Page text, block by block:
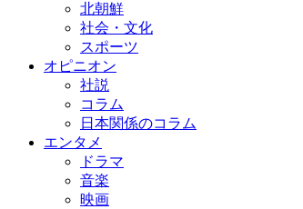
北朝鮮
社会・文化
スポーツ
オピニオン
社説
コラム
日本関係のコラム
エンタメ
ドラマ
音楽
映画